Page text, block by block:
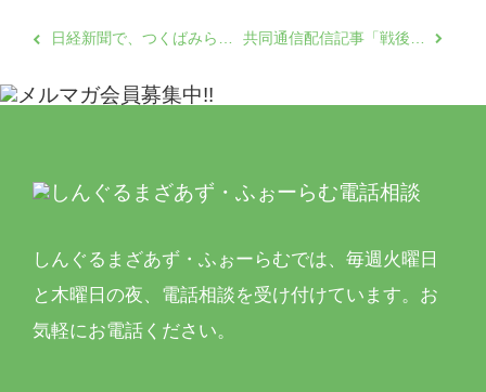
日経新聞で、つくばみらい市から当団体へのお米の寄付が紹介されました
しんぐるまざあず・ふぉーらむでは、 毎週火曜日
と木曜日の夜、電話相談を受け付けています。 お
気軽にお電話ください。